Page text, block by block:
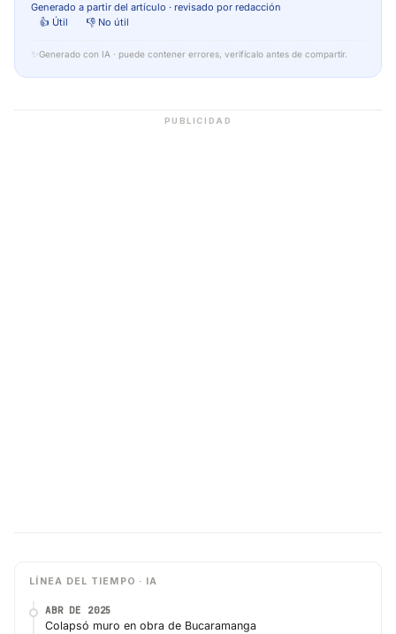
Generado a partir del artículo · revisado por redacción
👍 Útil
👎 No útil
✨ Generado con IA · puede contener errores, verifícalo antes de compartir.
PUBLICIDAD
LÍNEA DEL TIEMPO · IA
ABR DE 2025
Colapsó muro en obra de Bucaramanga